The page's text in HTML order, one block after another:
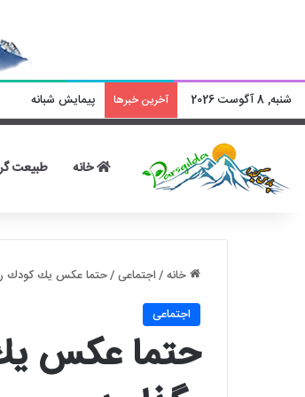
شنبه, 8 آگوست 2026 آخرین خبرها پیمایش شبانه
خانه طبیعت
خانه/اجتماعی/حتما عكس يك كودك
اجتماعی
حتما عكس